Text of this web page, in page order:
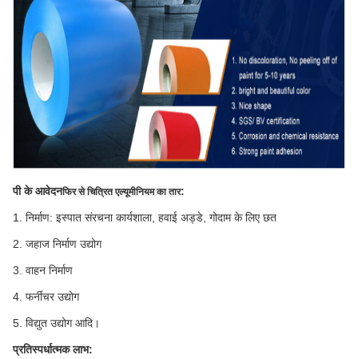
पी के आवेदनफिर से चित्रित एल्यूमीनियम का तार:
1. निर्माण: इस्पात संरचना कार्यशाला, हवाई अड्डे, गोदाम के लिए छत
2. जहाज निर्माण उद्योग
3. वाहन निर्माण
4. फर्नीचर उद्योग
5. विद्युत उद्योग आदि।
प्रतिस्पर्धात्मक लाभ: